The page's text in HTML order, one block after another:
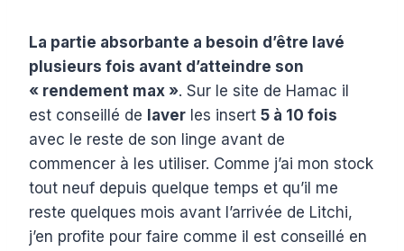
La partie absorbante a besoin d’être lavé
plusieurs fois avant d’atteindre son
« rendement max ». Sur le site de Hamac il
est conseillé de laver les insert 5 à 10 fois
avec le reste de son linge avant de
commencer à les utiliser. Comme j’ai mon stock
tout neuf depuis quelque temps et qu’il me
reste quelques mois avant l’arrivée de Litchi,
j’en profite pour faire comme il est conseillé en